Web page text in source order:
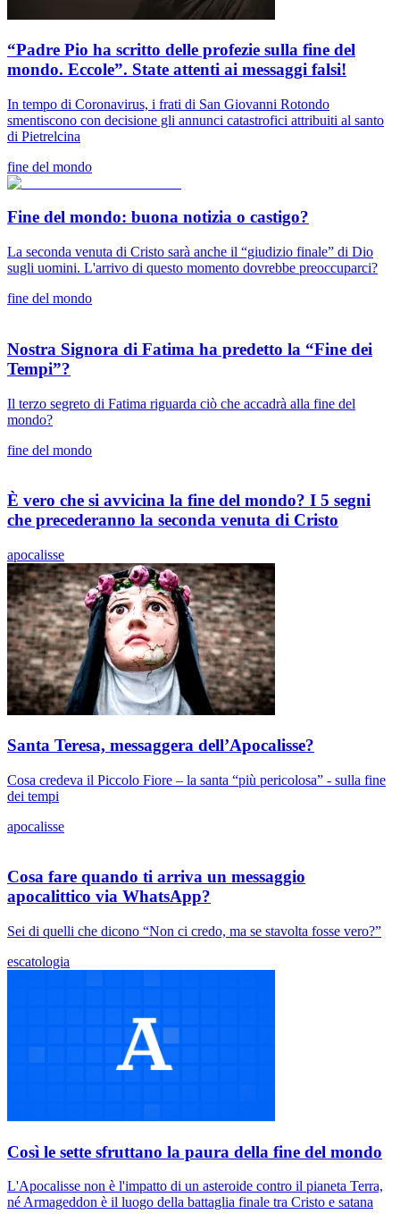
“Padre Pio ha scritto delle profezie sulla fine del
mondo. Eccole”. State attenti ai messaggi falsi!
In tempo di Coronavirus, i frati di San Giovanni Rotondo
smentiscono con decisione gli annunci catastrofici attribuiti al santo
di Pietrelcina
fine del mondo
Fine del mondo: buona notizia o castigo?
La seconda venuta di Cristo sarà anche il “giudizio finale” di Dio
sugli uomini. L'arrivo di questo momento dovrebbe preoccuparci?
fine del mondo
Nostra Signora di Fatima ha predetto la “Fine dei
Tempi”?
Il terzo segreto di Fatima riguarda ciò che accadrà alla fine del
mondo?
fine del mondo
È vero che si avvicina la fine del mondo? I 5 segni
che precederanno la seconda venuta di Cristo
apocalisse
Santa Teresa, messaggera dell’Apocalisse?
Cosa credeva il Piccolo Fiore – la santa “più pericolosa” - sulla fine
dei tempi
apocalisse
Cosa fare quando ti arriva un messaggio
apocalittico via WhatsApp?
Sei di quelli che dicono “Non ci credo, ma se stavolta fosse vero?”
escatologia
Così le sette sfruttano la paura della fine del mondo
L'Apocalisse non è l'impatto di un asteroide contro il pianeta Terra,
né Armageddon è il luogo della battaglia finale tra Cristo e satana